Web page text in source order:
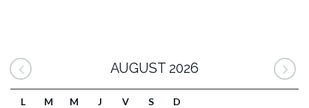
AUGUST 2026
L M M J V S D